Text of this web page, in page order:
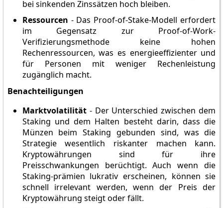
bei sinkenden Zinssätzen hoch bleiben.
Ressourcen - Das Proof-of-Stake-Modell erfordert
im Gegensatz zur Proof-of-Work-
Verifizierungsmethode keine hohen
Rechenressourcen, was es energieeffizienter und
für Personen mit weniger Rechenleistung
zugänglich macht.
Benachteiligungen
Marktvolatilität- Der Unterschied zwischen dem
Staking und dem Halten besteht darin, dass die
Münzen beim Staking gebunden sind, was die
Strategie wesentlich riskanter machen kann.
Kryptowährungen sind für ihre
Preisschwankungen berüchtigt. Auch wenn die
Staking-prämien lukrativ erscheinen, können sie
schnell irrelevant werden, wenn der Preis der
Kryptowährung steigt oder fällt.